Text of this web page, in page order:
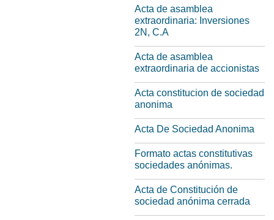
Acta de asamblea
extraordinaria: Inversiones
2N, C.A
Acta de asamblea
extraordinaria de accionistas
Acta constitucion de sociedad
anonima
Acta De Sociedad Anonima
Formato actas constitutivas
sociedades anónimas.
Acta de Constitución de
sociedad anónima cerrada